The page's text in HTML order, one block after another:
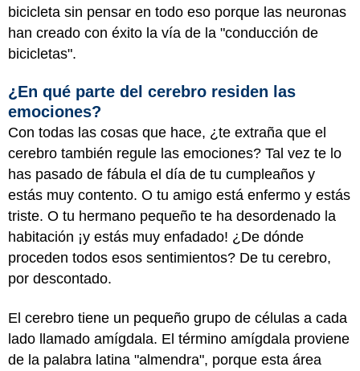
bicicleta sin pensar en todo eso porque las neuronas
han creado con éxito la vía de la "conducción de
bicicletas".
¿En qué parte del cerebro residen las
emociones?
Con todas las cosas que hace, ¿te extraña que el
cerebro también regule las emociones? Tal vez te lo
has pasado de fábula el día de tu cumpleaños y
estás muy contento. O tu amigo está enfermo y estás
triste. O tu hermano pequeño te ha desordenado la
habitación ¡y estás muy enfadado! ¿De dónde
proceden todos esos sentimientos? De tu cerebro,
por descontado.
El cerebro tiene un pequeño grupo de células a cada
lado llamado amígdala. El término amígdala proviene
de la palabra latina "almendra", porque esta área